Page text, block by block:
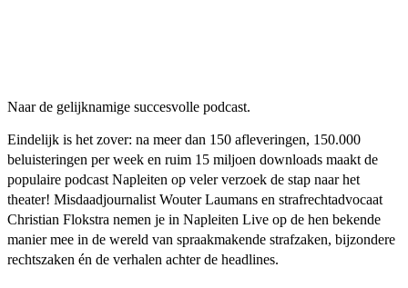
Naar de gelijknamige succesvolle podcast.
Eindelijk is het zover: na meer dan 150 afleveringen, 150.000
beluisteringen per week en ruim 15 miljoen downloads maakt de
populaire podcast Napleiten op veler verzoek de stap naar het
theater! Misdaadjournalist Wouter Laumans en strafrechtadvocaat
Christian Flokstra nemen je in Napleiten Live op de hen bekende
manier mee in de wereld van spraakmakende strafzaken, bijzondere
rechtszaken én de verhalen achter de headlines.